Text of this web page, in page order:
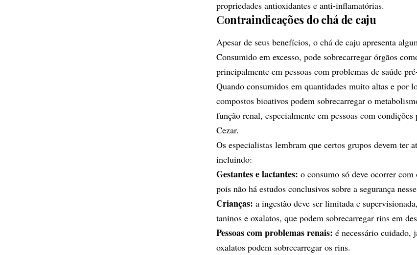
propriedades antioxidantes e anti-inflamatórias.
Contraindicações do chá de caju
Apesar de seus benefícios, o chá de caju apresenta
Consumido em excesso, pode sobrecarregar órgãos
principalmente em pessoas com problemas de saúde
Quando consumidos em quantidades muito altas e por
compostos bioativos podem sobrecarregar o
função renal, especialmente em pessoas com condições
Cezar.
Os especialistas lembram que certos grupos devem ter
incluindo:
Gestantes e lactantes: o consumo só deve ocorrer com
pois não há estudos conclusivos sobre a segurança
Crianças: a ingestão deve ser limitada e
taninos e oxalatos, que podem sobrecarregar rins em
Pessoas com problemas renais: é necessário cuidado,
oxalatos podem sobrecarregar os rins.